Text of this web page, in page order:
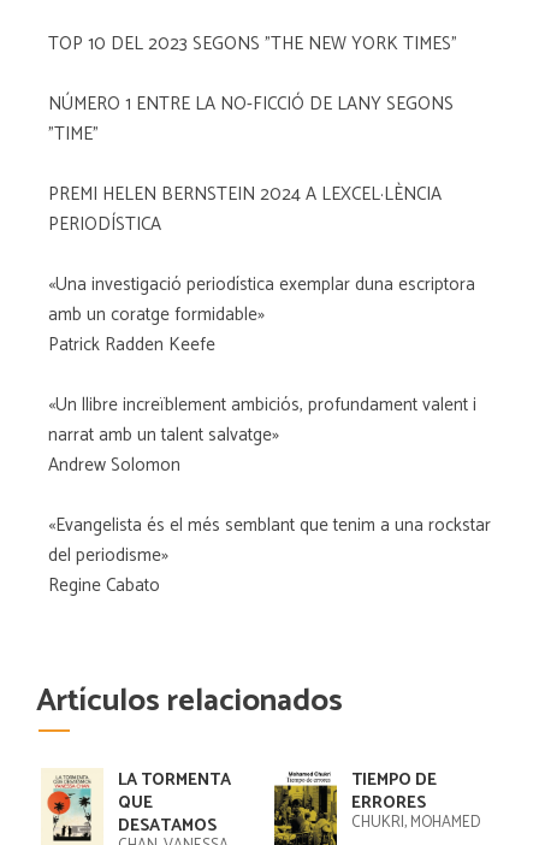
TOP 10 DEL 2023 SEGONS "THE NEW YORK TIMES"
NÚMERO 1 ENTRE LA NO-FICCIÓ DE LANY SEGONS
"TIME"
PREMI HELEN BERNSTEIN 2024 A LEXCEL·LÈNCIA
PERIODÍSTICA
«Una investigació periodística exemplar duna escriptora
amb un coratge formidable»
Patrick Radden Keefe
«Un llibre increïblement ambiciós, profundament valent i
narrat amb un talent salvatge»
Andrew Solomon
«Evangelista és el més semblant que tenim a una rockstar
del periodisme»
Regine Cabato
Artículos relacionados
LA TORMENTA
QUE
DESATAMOS
TIEMPO DE
ERRORES
CHUKRI, MOHAMED